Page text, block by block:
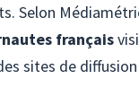
Selon
français
sites de